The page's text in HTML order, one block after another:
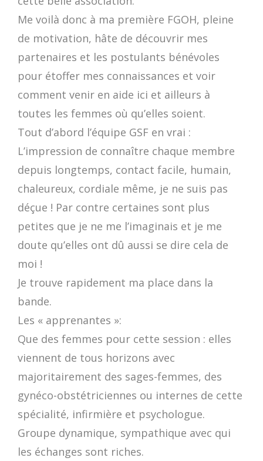
Me voilà donc à ma première FGOH, pleine
de motivation, hâte de découvrir mes
partenaires et les postulants bénévoles
pour étoffer mes connaissances et voir
comment venir en aide ici et ailleurs à
toutes les femmes où qu’elles soient.
Tout d’abord l’équipe GSF en vrai :
L’impression de connaître chaque membre
depuis longtemps, contact facile, humain,
chaleureux, cordiale même, je ne suis pas
déçue ! Par contre certaines sont plus
petites que je ne me l’imaginais et je me
doute qu’elles ont dû aussi se dire cela de
moi !
Je trouve rapidement ma place dans la
bande.
Les « apprenantes »:
Que des femmes pour cette session : elles
viennent de tous horizons avec
majoritairement des sages-femmes, des
gynéco-obstétriciennes ou internes de cette
spécialité, infirmière et psychologue.
Groupe dynamique, sympathique avec qui
les échanges sont riches.